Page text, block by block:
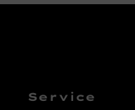
Service